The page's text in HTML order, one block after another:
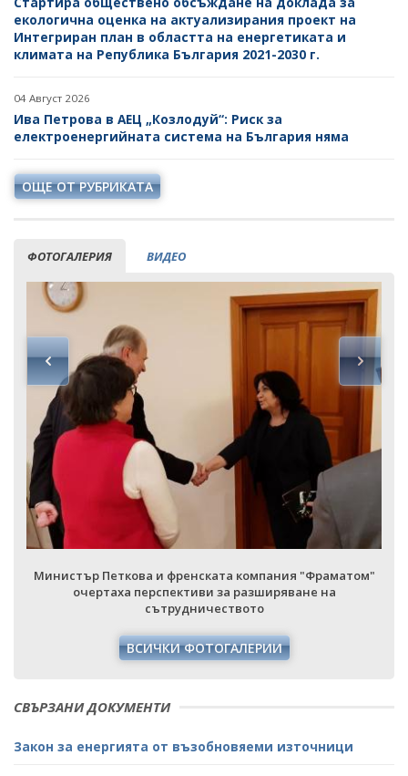
екологична оценка на актуализирания проект на
Интегриран план в областта на енергетиката и
климата на Република България 2021-2030 г.
04 Август 2026
Ива Петрова в АЕЦ „Козлодуй“: Риск за
електроенергийната система на България няма
ОЩЕ ОТ РУБРИКАТА
ФОТОГАЛЕРИЯ ВИДЕО
Министър Петкова и френската компания "Фраматом"
очертаха перспективи за разширяване на
сътрудничеството
ВСИЧКИ ФОТОГАЛЕРИИ
СВЪРЗАНИ ДОКУМЕНТИ
Закон за енергията от възобновяеми източници